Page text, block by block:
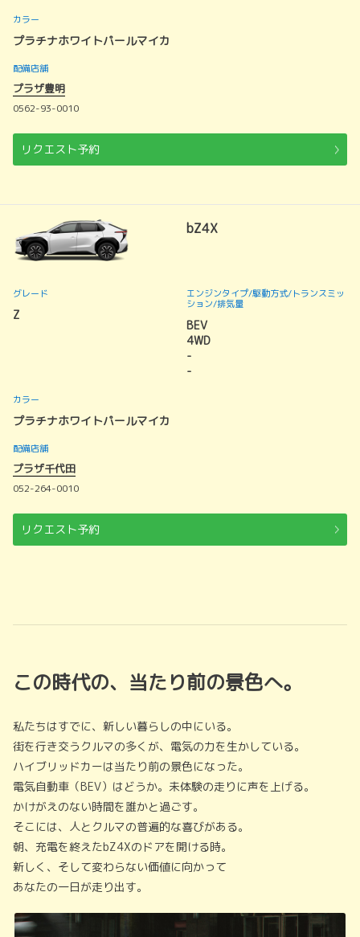
カラー
プラチナホワイトパールマイカ
配備店舗
プラザ豊明
0562-93-0010
リクエスト予約
bZ4X
グレード
Z
エンジンタイプ/駆動方式/トランスミッ
ション/排気量
BEV
4WD
-
-
カラー
プラチナホワイトパールマイカ
配備店舗
プラザ千代田
052-264-0010
リクエスト予約
この時代の、当たり前の景色へ。
私たちはすでに、新しい暮らしの中にいる。
街を行き交うクルマの多くが、電気の力を生かしている。
ハイブリッドカーは当たり前の景色になった。
電気自動車（BEV）はどうか。未体験の走りに声を上げる。
かけがえのない時間を誰かと過ごす。
そこには、人とクルマの普遍的な喜びがある。
朝、充電を終えたbZ4Xのドアを開ける時。
新しく、そして変わらない価値に向かって
あなたの一日が走り出す。